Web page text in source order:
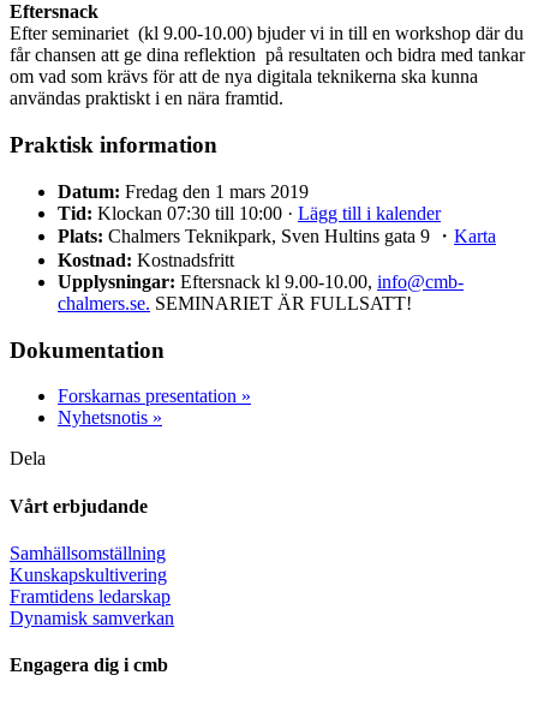
Eftersnack
Efter seminariet (kl 9.00-10.00) bjuder vi in till en workshop där du
får chansen att ge dina reflektion på resultaten och bidra med tankar
om vad som krävs för att de nya digitala teknikerna ska kunna
användas praktiskt i en nära framtid.
Praktisk information
Datum: Fredag den 1 mars 2019
Tid: Klockan 07:30 till 10:00 · Lägg till i kalender
Plats: Chalmers Teknikpark, Sven Hultins gata 9 ・ Karta
Kostnad: Kostnadsfritt
Upplysningar: Eftersnack kl 9.00-10.00, info@cmb-
chalmers.se. SEMINARIET ÄR FULLSATT!
Dokumentation
Forskarnas presentation »
Nyhetsnotis »
Dela
Vårt erbjudande
Samhällsomställning
Kunskapskultivering
Framtidens ledarskap
Dynamisk samverkan
Engagera dig i cmb